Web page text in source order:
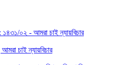
১৪৩১/০২ - আমরা চাই ন্যায়বিচার
চাই ন্যায়বিচার